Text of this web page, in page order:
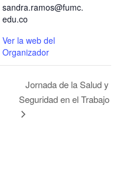
sandra.ramos@fumc.
edu.co
Ver la web del
Organizador
Jornada de la Salud y
Seguridad en el Trabajo